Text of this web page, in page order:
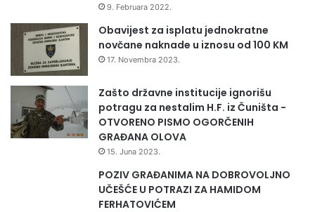
9. Februara 2022.
Obavijest za isplatu jednokratne
novčane naknade u iznosu od 100 KM
17. Novembra 2023.
Zašto državne institucije ignorišu
potragu za nestalim H.F. iz Čuništa -
OTVORENO PISMO OGORČENIH
GRAĐANA OLOVA
15. Juna 2023.
POZIV GRAĐANIMA NA DOBROVOLJNO
UČEŠĆE U POTRAZI ZA HAMIDOM
FERHATOVIĆEM